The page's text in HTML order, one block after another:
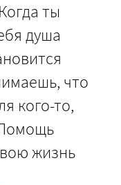
ты
душа
что
кого-то,
жизнь